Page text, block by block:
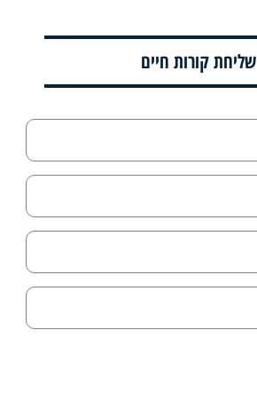
שליחת קורות חיים